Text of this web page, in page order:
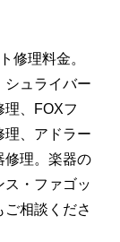
修理料金。
シュライバー
理、FOXフ
理、アドラー
修理。楽器の
・ファゴッ
ご相談くださ